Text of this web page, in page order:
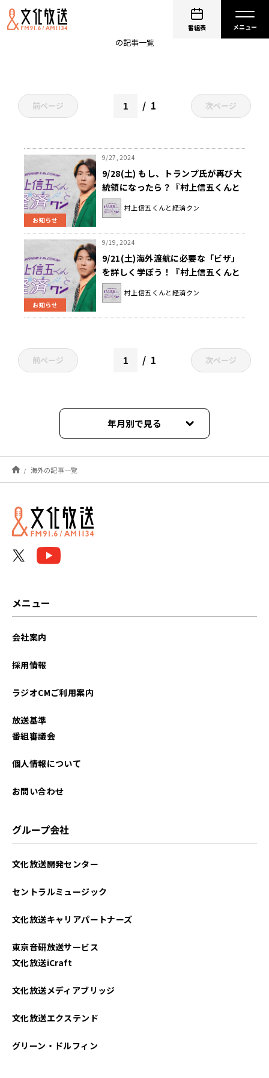
番組表
の記事一覧
前ページ 1 次ページ
お知らせ
9/27, 2024
9/28(土) もし、トランプ氏が再び大
統領になったら？『村上信五くんと
経済クン』
村上信五くんと経済クン
お知らせ
9/19, 2024
9/21(土)海外渡航に必要な「ビザ」
を詳しく学ぼう！『村上信五くんと
経済クン』
村上信五くんと経済クン
前ページ 1 次ページ
年月別で見る
2026年04月
2024年09月
2024年02月
海外の記事一覧
メニュー
会社案内
採用情報
ラジオCMご利用案内
放送基準
番組審議会
個人情報について
お問い合わせ
グループ会社
文化放送開発センター
セントラルミュージック
文化放送キャリアパートナーズ
東京音研放送サービス
文化放送iCraft
文化放送メディアブリッジ
文化放送エクステンド
グリーン・ドルフィン